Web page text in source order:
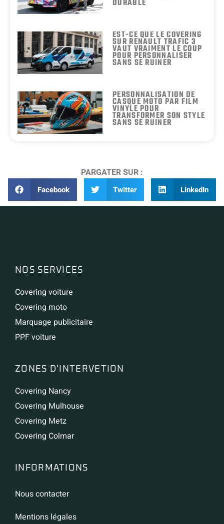
DURABLE
EST-CE QUE LE COVERING
SUR RENAULT TRAFIC 3
VAUT VRAIMENT LE COUP
POUR PERSONNALISER
SANS SE RUINER
PERSONNALISATION DE
CASQUE MOTO PAR FILM
VINYLE POUR
TRANSFORMER SON STYLE
SANS SE RUINER
PARGATER SUR :
Facebook Twitter LinkedIn
NOS SERVICES
Covering voiture
Covering moto
Marquage publicitaire
PPF voiture
ZONES D'INTERVETION
Covering Nancy
Covering Mulhouse
Covering Metz
Covering Colmar
INFORMATIONS
Nous contacter
Mentions légales